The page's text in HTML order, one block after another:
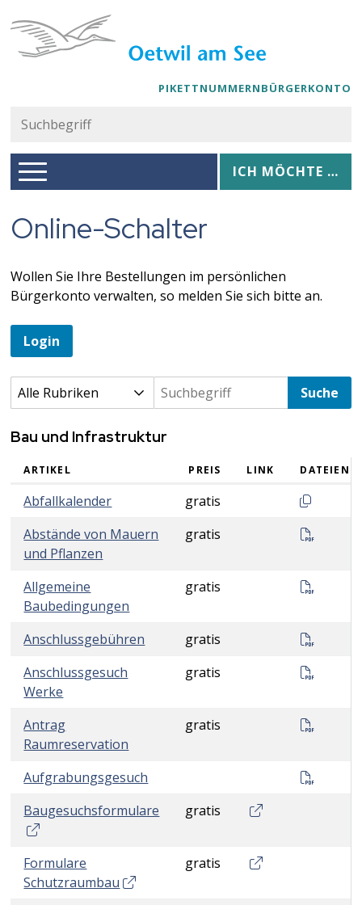
Navigieren in Oetwil am See
PIKETTNUMMERNBÜRGERKONTO
Suchbegriff
Hauptnavigation Ich möchte …
ICH MÖCHTE …
Online-Schalter
Wollen Sie Ihre Bestellungen im persönlichen
Bürgerkonto verwalten, so melden Sie sich bitte an.
Login
Rubrik auswählen
Produktsuche Suche
Bau und Infrastruktur
Bau und Infrastruktur
ARTIKEL PREIS LINK DATEIEN
Abfallkalender gratis
Abstände von Mauern
und Pflanzen
gratis
Allgemeine
Baubedingungen
gratis
Anschlussgebühren gratis
Anschlussgesuch
Werke
gratis
Antrag
Raumreservation
gratis
Aufgrabungsgesuch
Baugesuchsformulare
gratis
Formulare
Schutzraumbau
gratis Formulare